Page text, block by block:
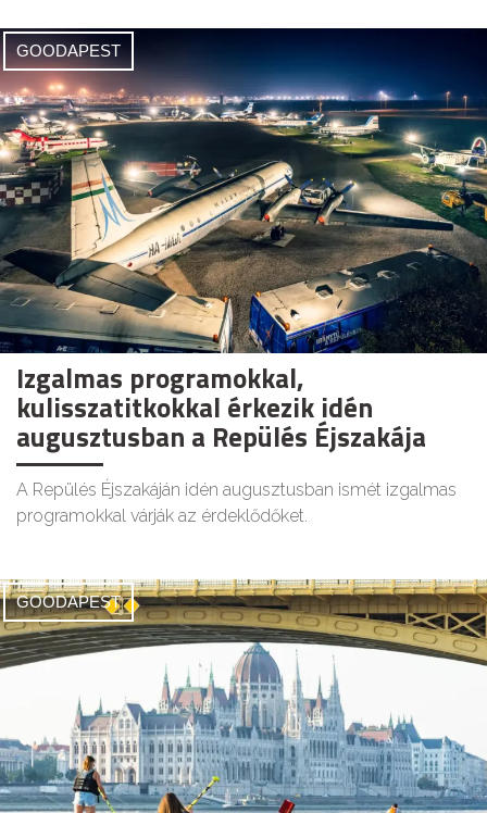
GOODAPEST
Izgalmas programokkal,
kulisszatitkokkal érkezik idén
augusztusban a Repülés Éjszakája
A Repülés Éjszakáján idén augusztusban ismét izgalmas
programokkal várják az érdeklődőket.
GOODAPEST